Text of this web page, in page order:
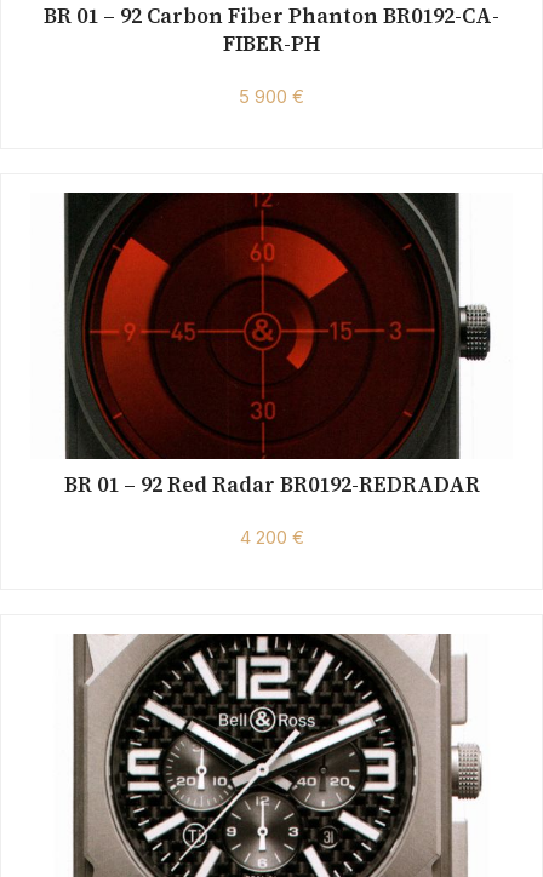
BR 01 – 92 Carbon Fiber Phanton BR0192-CA-
FIBER-PH
5 900 €
BR 01 – 92 Red Radar BR0192-REDRADAR
4 200 €